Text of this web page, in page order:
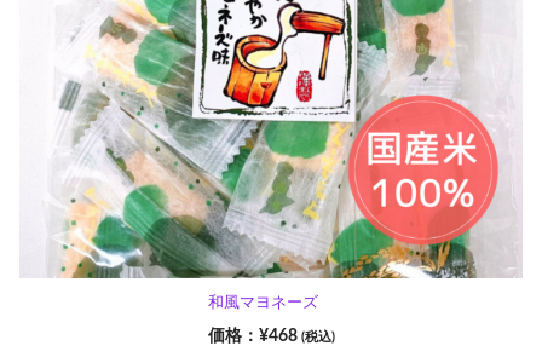
和風マヨネーズ
¥468 (税込)